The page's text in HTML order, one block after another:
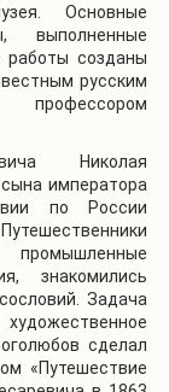
Основные
выполненные
работы созданы
русским
Николая
императора
по России
промышленные
знакомились
Задача
сделал
«Путешествие